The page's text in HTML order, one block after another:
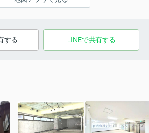
する LINEで共有する